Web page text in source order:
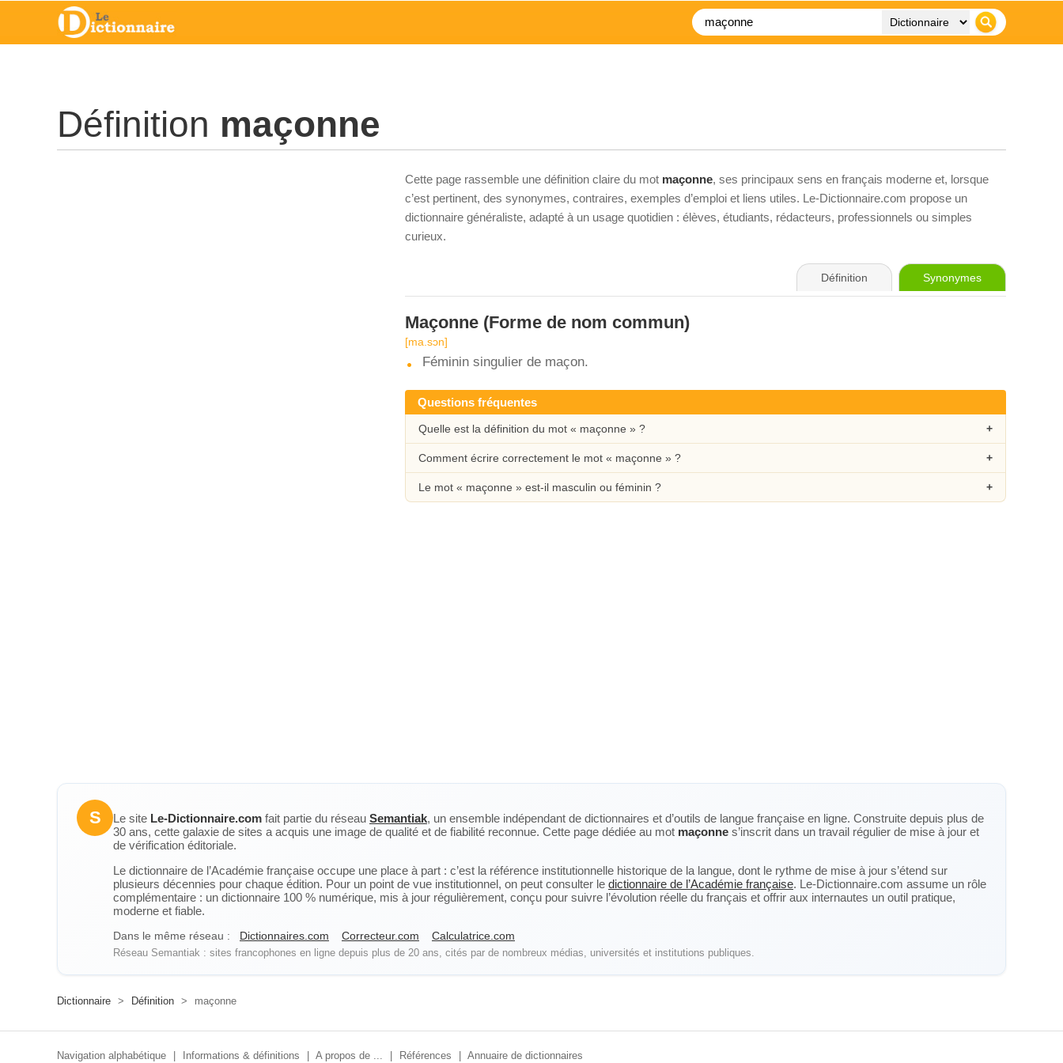
Définition maçonne
Cette page rassemble une définition claire du mot maçonne, ses principaux sens en français moderne et, lorsque
c’est pertinent, des synonymes, contraires, exemples d’emploi et liens utiles. Le-Dictionnaire.com propose un
dictionnaire généraliste, adapté à un usage quotidien : élèves, étudiants, rédacteurs, professionnels ou simples
curieux.
Définition Synonymes
Maçonne (Forme de nom commun)
[ma.sɔn]
Féminin singulier de maçon.
Questions fréquentes
Quelle est la définition du mot « maçonne » ?
Comment écrire correctement le mot « maçonne » ?
Le mot « maçonne » est-il masculin ou féminin ?
S Le site Le-Dictionnaire.com fait partie du réseau Semantiak, un ensemble indépendant de dictionnaires et d’outils de langue française en ligne. Construite depuis plus de
30 ans, cette galaxie de sites a acquis une image de qualité et de fiabilité reconnue. Cette page dédiée au mot maçonne s’inscrit dans un travail régulier de mise à jour et
de vérification éditoriale.
Le dictionnaire de l’Académie française occupe une place à part : c’est la référence institutionnelle historique de la langue, dont le rythme de mise à jour s’étend sur
plusieurs décennies pour chaque édition. Pour un point de vue institutionnel, on peut consulter le dictionnaire de l’Académie française. Le-Dictionnaire.com assume un rôle
complémentaire : un dictionnaire 100 % numérique, mis à jour régulièrement, conçu pour suivre l’évolution réelle du français et offrir aux internautes un outil pratique,
moderne et fiable.
Dans le même réseau : Dictionnaires.com Correcteur.com Calculatrice.com
Réseau Semantiak : sites francophones en ligne depuis plus de 20 ans, cités par de nombreux médias, universités et institutions publiques.
Dictionnaire > Définition > maçonne
Navigation alphabétique Informations & définitions A propos de ... Références Annuaire de dictionnaires